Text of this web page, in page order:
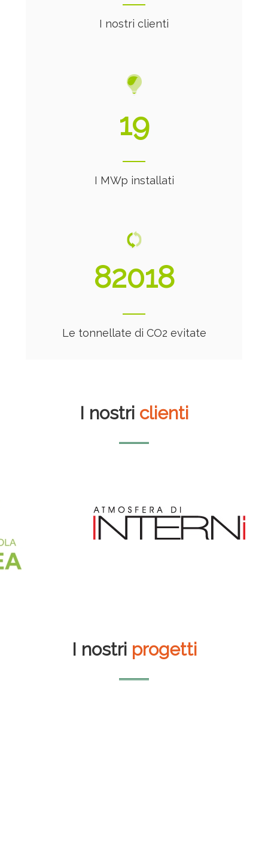
I nostri clienti
21
I MWp installati
88241
Le tonnellate di CO2 evitate
I nostri clienti
I nostri progetti